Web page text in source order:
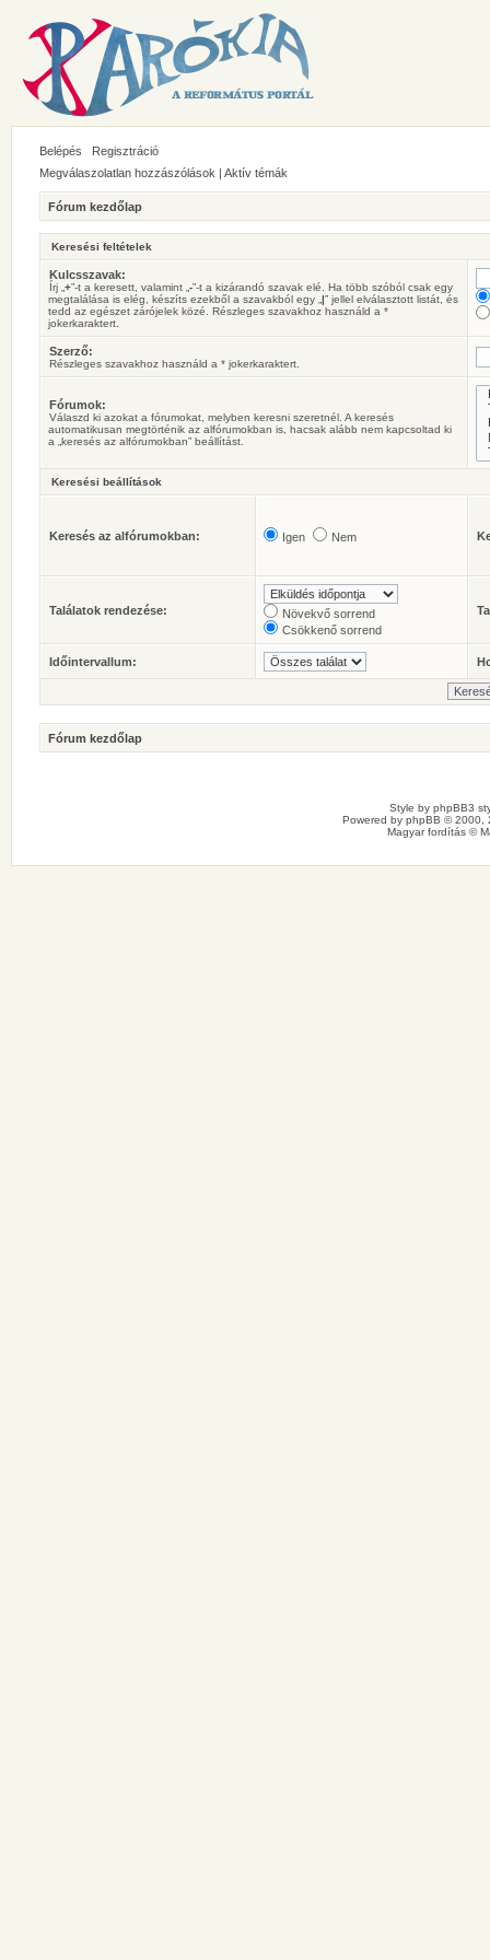
Belépés
Regisztráció
Megválaszolatlan hozzászólások | Aktív témák
Fórum kezdőlap
Keresési feltételek
Kulcsszavak:
Írj „ +”-t a keresett, valamint „ -”-t a kizárandó szavak elé. Ha több szóból csak egy
megtalálása is elég, készíts ezekből a szavakból egy „ |” jellel elválasztott listát, és
tedd az egészet zárójelek közé. Részleges szavakhoz használd a *
jokerkaraktert.
Szerző:
Részleges szavakhoz használd a * jokerkaraktert.
Fórumok:
Válaszd ki azokat a fórumokat, melyben keresni szeretnél. A keresés
automatikusan megtörténik az alfórumokban is, hacsak alább nem kapcsoltad ki
a „keresés az alfórumokban” beállítást.
Keresési beállítások
Keresés az alfórumokban: Igen Nem
Találatok rendezése:
Növekvő sorrend
Csökkenő sorrend
Időintervallum:
Fórum kezdőlap
Style by phpBB3
Powered by phpBB © 2000,
Magyar fordítás ©